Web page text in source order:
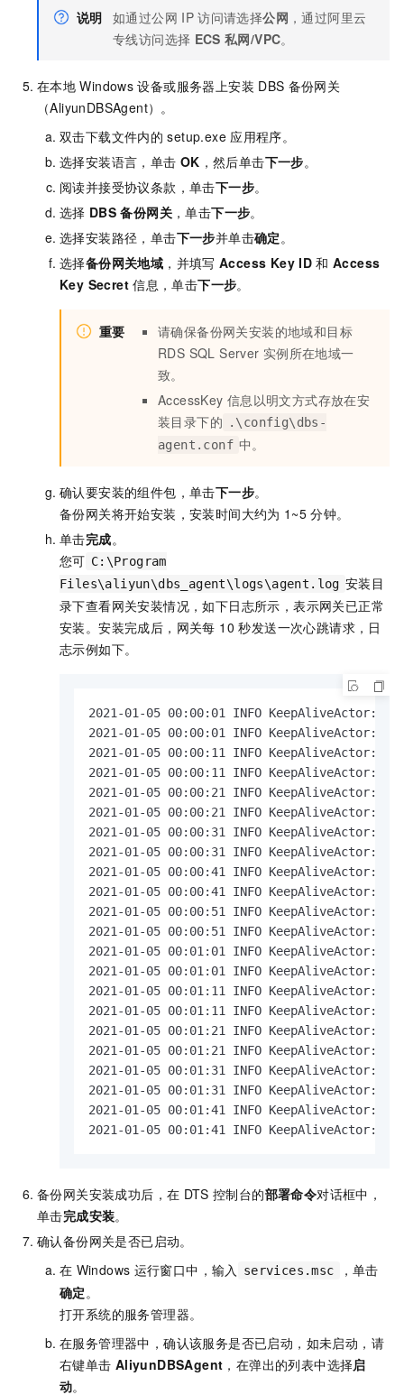
说明 如通过公网 IP 访问请选择公网 ，通过阿里云
专线访问选择 ECS 私网/VPC。
在本地 Windows 设备或服务器上安装 DBS 备份网关
（AliyunDBSAgent）。
双击下载文件内的 setup.exe 应用程序。
选择安装语言，单击 OK ，然后单击下一步。
阅读并接受协议条款，单击下一步。
选择 DBS 备份网关 ，单击下一步。
选择安装路径，单击下一步并单击确定。
选择备份网关地域 ，并填写 Access Key ID 和 Access
Key Secret 信息，单击下一步。
重要
请确保备份网关安装的地域和目标
RDS SQL Server 实例所在地域一
致。
AccessKey 信息以明文方式存放在安
装目录下的
.\config\dbs-
agent.conf 中。
确认要安装的组件包，单击下一步。
备份网关将开始安装，安装时间大约为 1~5 分钟。
单击完成。
您可 C:\Program
Files\aliyun\dbs_agent\logs\agent.log 安装目
录下查看网关安装情况，如下日志所示，表示网关已正常
安装。安装完成后，网关每 10 秒发送一次心跳请求，日
志示例如下。
2021-01-05 00:00:01 INFO
2021-01-05 00:00:01 INFO
2021-01-05 00:00:11 INFO
2021-01-05 00:00:11 INFO
2021-01-05 00:00:21 INFO
2021-01-05 00:00:21 INFO
2021-01-05 00:00:31 INFO
2021-01-05 00:00:31 INFO
2021-01-05 00:00:41 INFO
2021-01-05 00:00:41 INFO
2021-01-05 00:00:51 INFO
2021-01-05 00:00:51 INFO
2021-01-05 00:01:01 INFO
2021-01-05 00:01:01 INFO
2021-01-05 00:01:11 INFO
2021-01-05 00:01:11 INFO
2021-01-05 00:01:21 INFO
2021-01-05 00:01:21 INFO
2021-01-05 00:01:31 INFO
2021-01-05 00:01:31 INFO
2021-01-05 00:01:41 INFO
2021-01-05 00:01:41 INFO
备份网关安装成功后，在 DTS 控制台的部署命令对话框中，
单击完成安装。
确认备份网关是否已启动。
在 Windows 运行窗口中，输入 services.msc
，单击
确定。
打开系统的服务管理器。
在服务管理器中，确认该服务是否已启动，如未启动，请
右键单击 AliyunDBSAgent ，在弹出的列表中选择启
动。